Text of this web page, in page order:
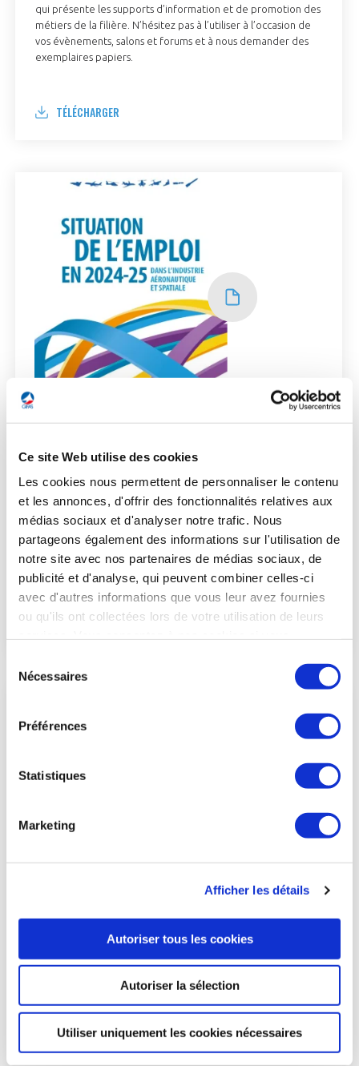
Ce site Web utilise des cookies
Les cookies nous permettent de personnaliser le contenu
et les annonces, d'offrir des fonctionnalités relatives aux
médias sociaux et d'analyser notre trafic. Nous
partageons également des informations sur l'utilisation de
notre site avec nos partenaires de médias sociaux, de
publicité et d'analyse, qui peuvent combiner celles-ci
avec d'autres informations que vous leur avez fournies
ou qu'ils ont collectées lors de votre utilisation de leurs
Nécessaires
Préférences
Statistiques
Marketing
Afficher les détails
Autoriser tous les cookies
Autoriser la sélection
Utiliser uniquement les cookies nécessaires
qui présente les supports d’information et de promotion des
métiers de la filière. N’hésitez pas à l’utiliser à l’occasion de
vos évènements, salons et forums et à nous demander des
exemplaires papiers.
TÉLÉCHARGER
EMPLOI
Les données sociales 2024 - 2025 de
l'industrie aéronautique et spatiale
Les principaux indicateurs emploi du secteur en 2024 et 2025
: effectifs, recrutements, alternance et stages, indicateurs
TÉLÉCHARGER
INNOVATION
Executive summary - Coopération entre la
recherche académique et la filière
aéronautique et spatiale